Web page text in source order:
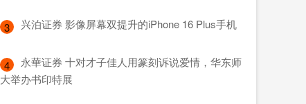
3 ​兴泊证券 影像屏幕双提升的iPhone 16 Plus手机
4
​永華证券 十对才子佳人用篆刻诉说爱情，华东师
大举办书印特展